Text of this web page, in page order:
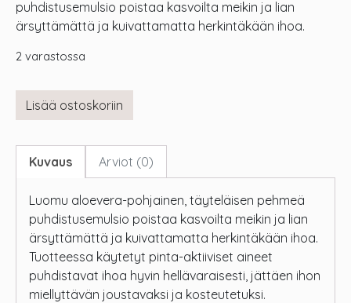
puhdistusemulsio poistaa kasvoilta meikin ja lian
ärsyttämättä ja kuivattamatta herkintäkään ihoa.
2 varastossa
Lisää ostoskoriin
Kuvaus Arviot (0)
Luomu aloevera-pohjainen, täyteläisen pehmeä
puhdistusemulsio poistaa kasvoilta meikin ja lian
ärsyttämättä ja kuivattamatta herkintäkään ihoa.
Tuotteessa käytetyt pinta-aktiiviset aineet
puhdistavat ihoa hyvin hellävaraisesti, jättäen ihon
miellyttävän joustavaksi ja kosteutetuksi.